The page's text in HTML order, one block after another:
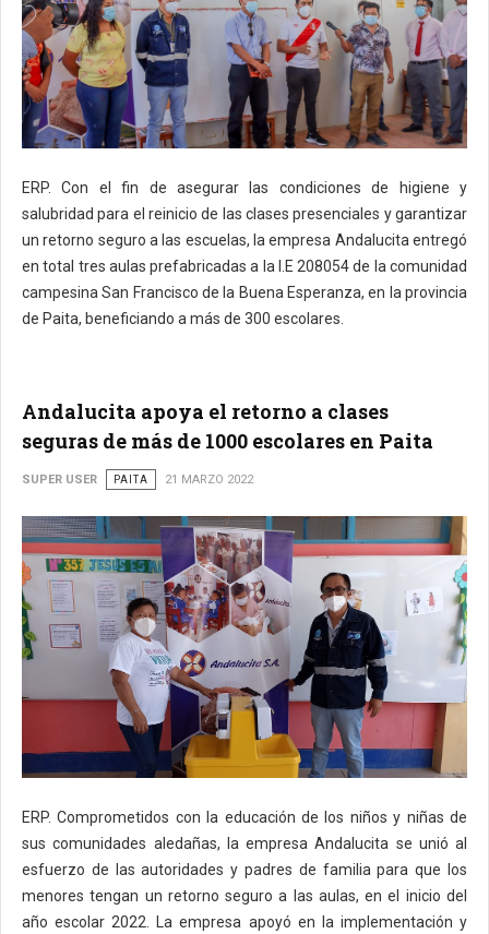
ERP. Con el fin de asegurar las condiciones de higiene y
salubridad para el reinicio de las clases presenciales y garantizar
un retorno seguro a las escuelas, la empresa Andalucita entregó
en total tres aulas prefabricadas a la I.E 208054 de la comunidad
campesina San Francisco de la Buena Esperanza, en la provincia
de Paita, beneficiando a más de 300 escolares.
Andalucita apoya el retorno a clases
seguras de más de 1000 escolares en Paita
SUPER USER PAITA 21 MARZO 2022
ERP. Comprometidos con la educación de los niños y niñas de
sus comunidades aledañas, la empresa Andalucita se unió al
esfuerzo de las autoridades y padres de familia para que los
menores tengan un retorno seguro a las aulas, en el inicio del
año escolar 2022. La empresa apoyó en la implementación y